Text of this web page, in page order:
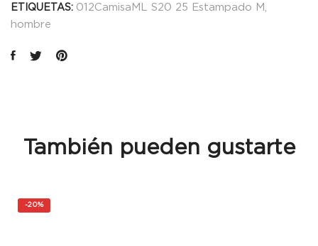
ETIQUETAS: 012CamisaML S20 25 Estampado M
hombre
También pueden gustarte
-20%